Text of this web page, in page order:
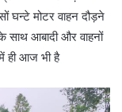
घन्टे मोटर वाहन दौड़ने
आबादी और वाहनों
ही आज भी है